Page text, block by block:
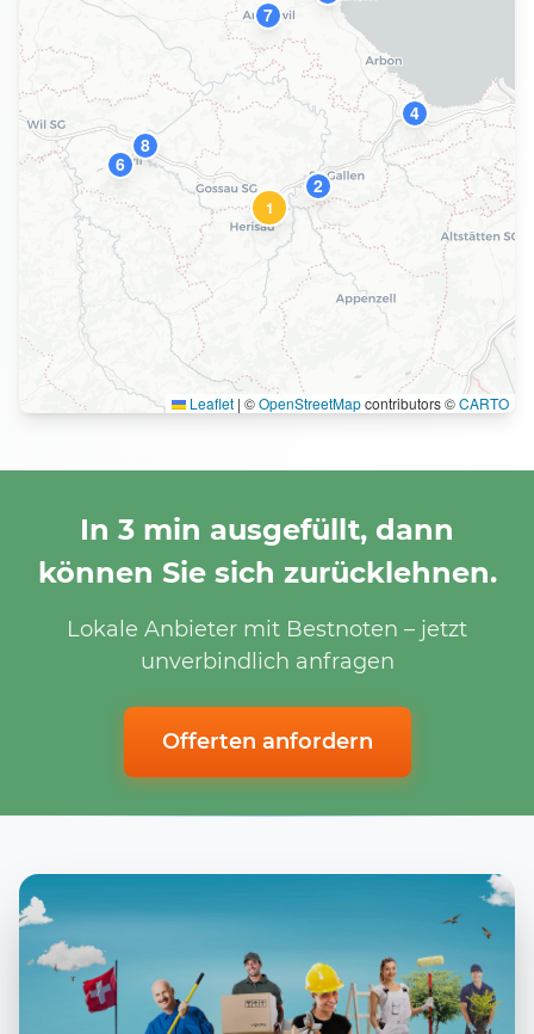
1
2
4
6
7
8
Leaflet | ©OpenStreetMapcontributors ©CARTO
In 3 min ausgefüllt, dann
können Sie sich zurücklehnen.
Lokale Anbieter mit Bestnoten – jetzt
unverbindlich anfragen
Offerten anfordern